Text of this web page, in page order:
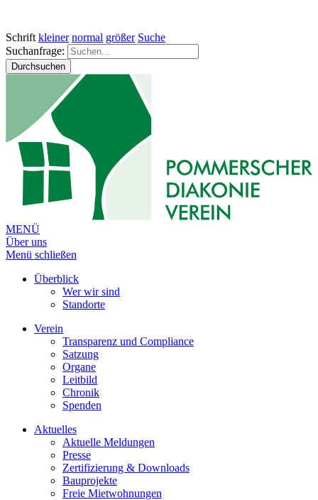
Schrift kleiner normal größer Suche
Suchanfrage:
Durchsuchen
MENÜ
Über uns
Menü schließen
Überblick
Wer wir sind
Standorte
Verein
Transparenz und Compliance
Satzung
Organe
Leitbild
Chronik
Spenden
Aktuelles
Aktuelle Meldungen
Presse
Zertifizierung & Downloads
Bauprojekte
Freie Mietwohnungen